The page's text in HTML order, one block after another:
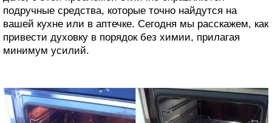
подручные средства, которые точно найдутся на
вашей кухне или в аптечке. Сегодня мы расскажем, как
привести духовку в порядок без химии, прилагая
минимум усилий.